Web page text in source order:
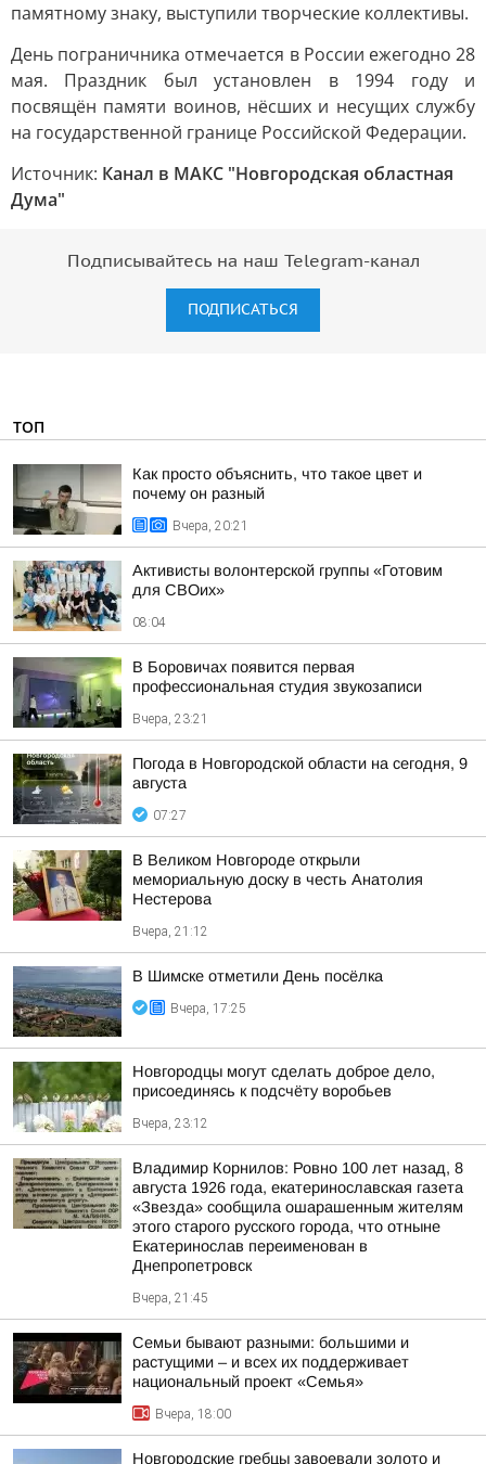
памятному знаку, выступили творческие коллективы.
День пограничника отмечается в России ежегодно 28
мая. Праздник был установлен в 1994 году и
посвящён памяти воинов, нёсших и несущих службу
на государственной границе Российской Федерации.
Источник: Канал в МАКС "Новгородская областная
Дума"
Подписывайтесь на наш Telegram-канал
ПОДПИСАТЬСЯ
ТОП
Как просто объяснить, что такое цвет и
почему он разный
Вчера, 20:21
Активисты волонтерской группы «Готовим
для СВОих»
08:04
В Боровичах появится первая
профессиональная студия звукозаписи
Вчера, 23:21
Погода в Новгородской области на сегодня, 9
августа
07:27
В Великом Новгороде открыли
мемориальную доску в честь Анатолия
Нестерова
Вчера, 21:12
В Шимске отметили День посёлка
Вчера, 17:25
Новгородцы могут сделать доброе дело,
присоединясь к подсчёту воробьев
Вчера, 23:12
Владимир Корнилов: Ровно 100 лет назад, 8
августа 1926 года, екатеринославская газета
«Звезда» сообщила ошарашенным жителям
этого старого русского города, что отныне
Екатеринослав переименован в
Днепропетровск
Вчера, 21:45
Семьи бывают разными: большими и
растущими – и всех их поддерживает
национальный проект «Семья»
Вчера, 18:00
Новгородские гребцы завоевали золото и